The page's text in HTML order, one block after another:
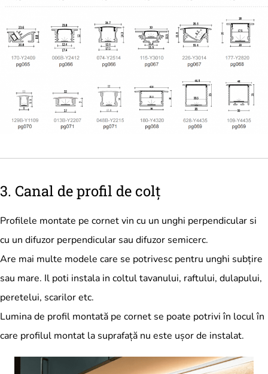
3. Canal de profil de colț
Profilele montate pe cornet vin cu un unghi perpendicular si
cu un difuzor perpendicular sau difuzor semicerc.
Are mai multe modele care se potrivesc pentru unghi subțire
sau mare. Il poti instala in coltul tavanului, raftului, dulapului,
peretelui, scarilor etc.
Lumina de profil montată pe cornet se poate potrivi în locul în
care profilul montat la suprafață nu este ușor de instalat.